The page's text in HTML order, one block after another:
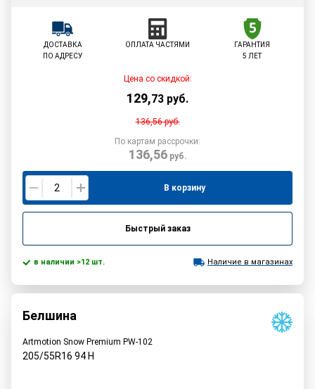
ДОСТАВКА
ПО АДРЕСУ
ОПЛАТА ЧАСТЯМИ
ГАРАНТИЯ
5 ЛЕТ
Цена со скидкой:
129,73 руб.
136,56руб.
По картам рассрочки:
136,56руб.
В корзину
Быстрый заказ
в наличии >12 шт. Наличие в магазинах
Белшина
Artmotion Snow Premium PW-102
205/55R16 94 H